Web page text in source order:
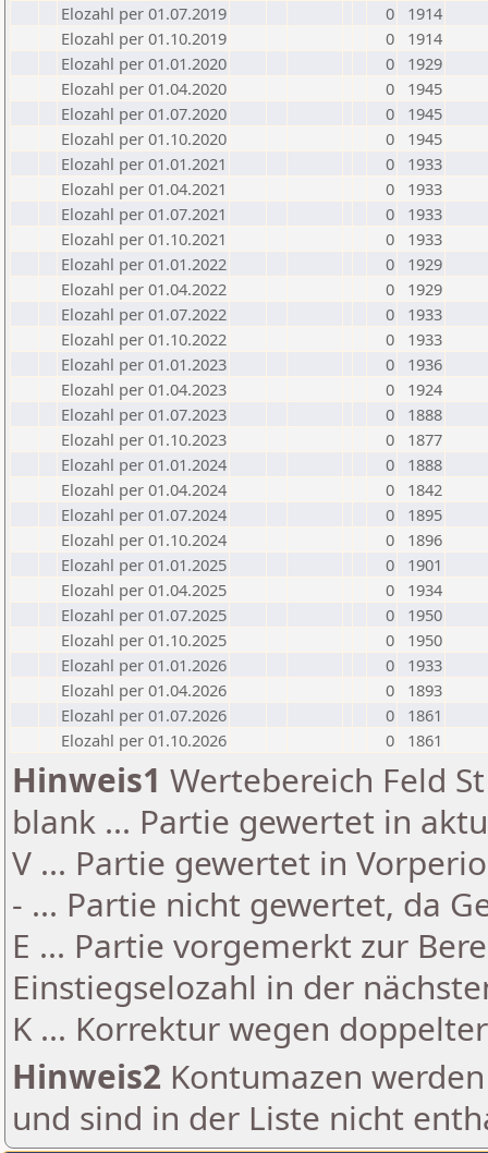
Elozahl per 01.07.2019
0
1914
Elozahl per 01.10.2019
0
1914
Elozahl per 01.01.2020
0
1929
Elozahl per 01.04.2020
0
1945
Elozahl per 01.07.2020
0
1945
Elozahl per 01.10.2020
0
1945
Elozahl per 01.01.2021
0
1933
Elozahl per 01.04.2021
0
1933
Elozahl per 01.07.2021
0
1933
Elozahl per 01.10.2021
0
1933
Elozahl per 01.01.2022
0
1929
Elozahl per 01.04.2022
0
1929
Elozahl per 01.07.2022
0
1933
Elozahl per 01.10.2022
0
1933
Elozahl per 01.01.2023
0
1936
Elozahl per 01.04.2023
0
1924
Elozahl per 01.07.2023
0
1888
Elozahl per 01.10.2023
0
1877
Elozahl per 01.01.2024
0
1888
Elozahl per 01.04.2024
0
1842
Elozahl per 01.07.2024
0
1895
Elozahl per 01.10.2024
0
1896
Elozahl per 01.01.2025
0
1901
Elozahl per 01.04.2025
0
1934
Elozahl per 01.07.2025
0
1950
Elozahl per 01.10.2025
0
1950
Elozahl per 01.01.2026
0
1933
Elozahl per 01.04.2026
0
1893
Elozahl per 01.07.2026
0
1861
Elozahl per 01.10.2026
0 1861
Hinweis1 Wertebereich Feld
blank ... Partie gewertet in
V ... Partie gewertet in
- ... Partie nicht gewertet, da
E ... Partie vorgemerkt zur
Einstiegselozahl in der
K ... Korrektur wegen
Hinweis2 Kontumazen
und sind in der Liste nicht